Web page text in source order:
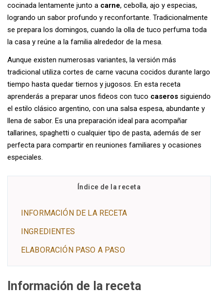
cocinada lentamente junto a carne, cebolla, ajo y especias,
logrando un sabor profundo y reconfortante. Tradicionalmente
se prepara los domingos, cuando la olla de tuco perfuma toda
la casa y reúne a la familia alrededor de la mesa.
Aunque existen numerosas variantes, la versión más
tradicional utiliza cortes de carne vacuna cocidos durante largo
tiempo hasta quedar tiernos y jugosos. En esta receta
aprenderás a preparar unos fideos con tuco caseros siguiendo
el estilo clásico argentino, con una salsa espesa, abundante y
llena de sabor. Es una preparación ideal para acompañar
tallarines, spaghetti o cualquier tipo de pasta, además de ser
perfecta para compartir en reuniones familiares y ocasiones
especiales.
Índice de la receta
INFORMACIÓN DE LA RECETA
INGREDIENTES
ELABORACIÓN PASO A PASO
Información de la receta